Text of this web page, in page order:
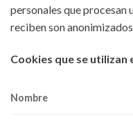
personales que procesan
reciben son
Cookies que se utilizan
Nombre